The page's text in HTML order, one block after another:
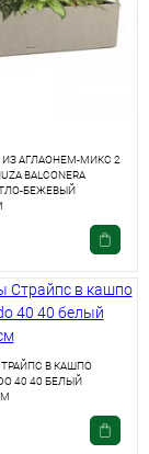
АГЛАОНЕМ-МИКС 2
BALCONERA
БЕЖЕВЫЙ
В КАШПО
40 40 БЕЛЫЙ